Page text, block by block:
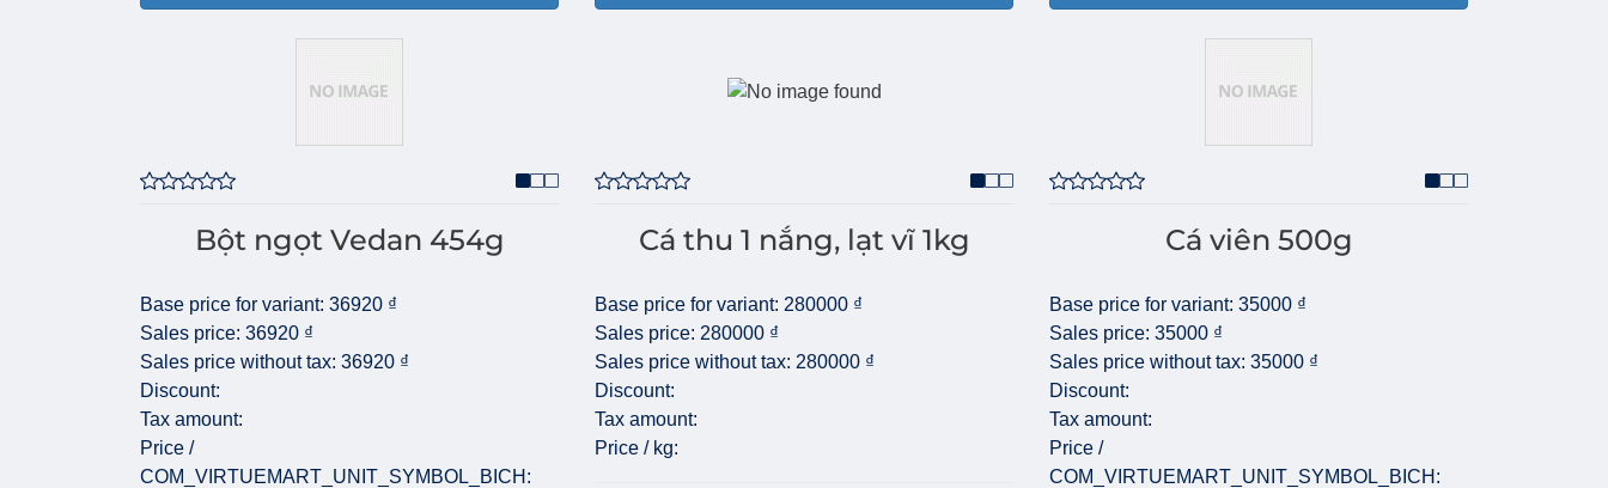
Bột ngọt Vedan 454g
Base price for variant: 36920 ₫
Sales price: 36920 ₫
Sales price without tax: 36920 ₫
Discount:
Tax amount:
Price /
COM_VIRTUEMART_UNIT_SYMBOL_BICH:
Cá thu 1 nắng, lạt vĩ 1kg
Base price for variant: 280000 ₫
Sales price: 280000 ₫
Sales price without tax: 280000 ₫
Discount:
Tax amount:
Price / kg:
Cá viên 500g
Base price for variant: 35000 ₫
Sales price: 35000 ₫
Sales price without tax: 35000 ₫
Discount:
Tax amount:
Price /
COM_VIRTUEMART_UNIT_SYMBOL_BICH: